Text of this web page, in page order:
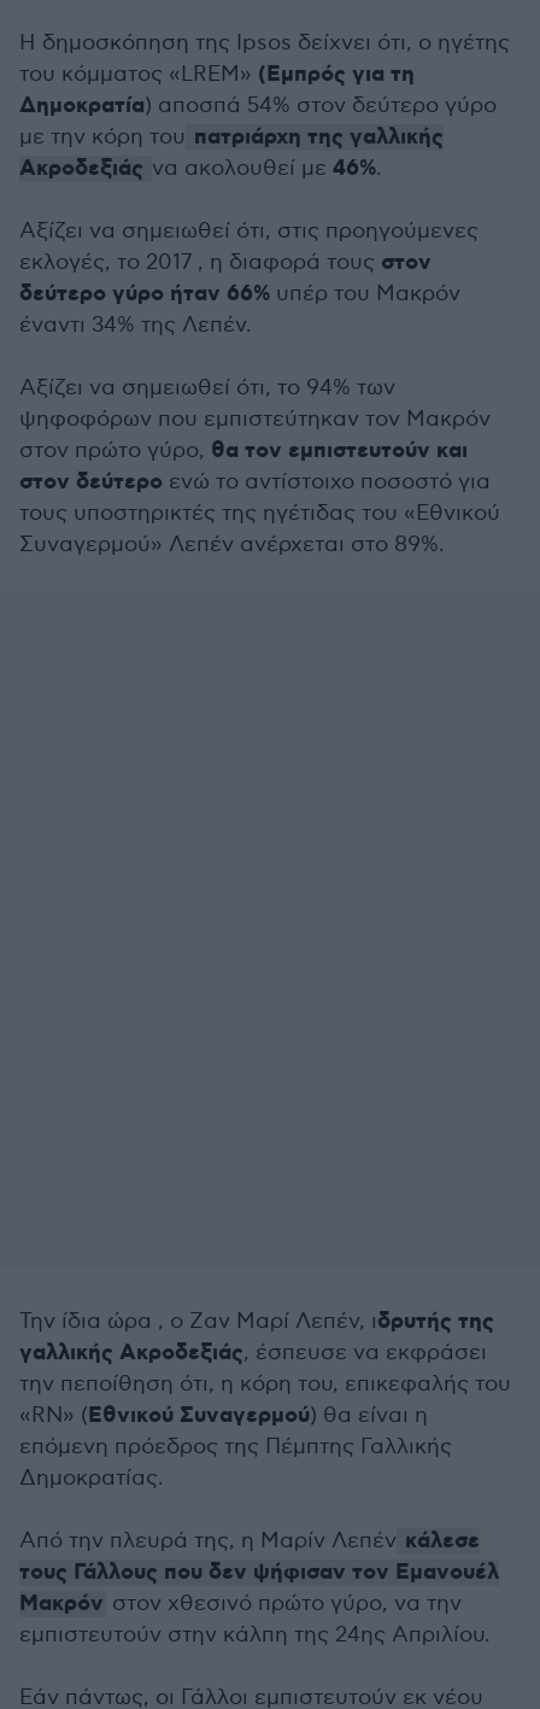
Η δημοσκόπηση της Ιpsos δείχνει ότι, ο ηγέτης
του κόμματος «LREM» (Εμπρός για τη
Δημοκρατία) αποσπά 54% στον δεύτερο γύρο
με την κόρη του πατριάρχη της γαλλικής
Ακροδεξιάς να ακολουθεί με 46%.
Αξίζει να σημειωθεί ότι, στις προηγούμενες
εκλογές, το 2017 , η διαφορά τους στον
δεύτερο γύρο ήταν 66% υπέρ του Μακρόν
έναντι 34% της Λεπέν.
Αξίζει να σημειωθεί ότι, το 94% των
ψηφοφόρων που εμπιστεύτηκαν τον Μακρόν
στον πρώτο γύρο, θα τον εμπιστευτούν και
στον δεύτερο ενώ το αντίστοιχο ποσοστό για
τους υποστηρικτές της ηγέτιδας του «Εθνικού
Συναγερμού» Λεπέν ανέρχεται στο 89%.
Την ίδια ώρα , ο Ζαν Μαρί Λεπέν, ιδρυτής της
γαλλικής Ακροδεξιάς, έσπευσε να εκφράσει
την πεποίθηση ότι, η κόρη του, επικεφαλής του
«RN» (Εθνικού Συναγερμού) θα είναι η
επόμενη πρόεδρος της Πέμπτης Γαλλικής
Δημοκρατίας.
Από την πλευρά της, η Μαρίν Λεπέν κάλεσε
τους Γάλλους που δεν ψήφισαν τον Εμανουέλ
Μακρόν στον χθεσινό πρώτο γύρο, να την
εμπιστευτούν στην κάλπη της 24ης Απριλίου.
Εάν πάντως, οι Γάλλοι εμπιστευτούν εκ νέου